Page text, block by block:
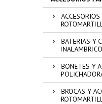
ACCESORIOS
BATERIAS Y
BONETES Y
BROCAS Y